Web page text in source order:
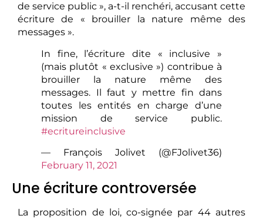
de service public », a-t-il renchéri, accusant cette
écriture de « brouiller la nature même des
messages ».
In fine, l’écriture dite « inclusive »
(mais plutôt « exclusive ») contribue à
brouiller la nature même des
messages. Il faut y mettre fin dans
toutes les entités en charge d’une
mission de service public.
#ecritureinclusive
— François Jolivet (@FJolivet36)
February 11, 2021
Une écriture controversée
La proposition de loi, co-signée par 44 autres